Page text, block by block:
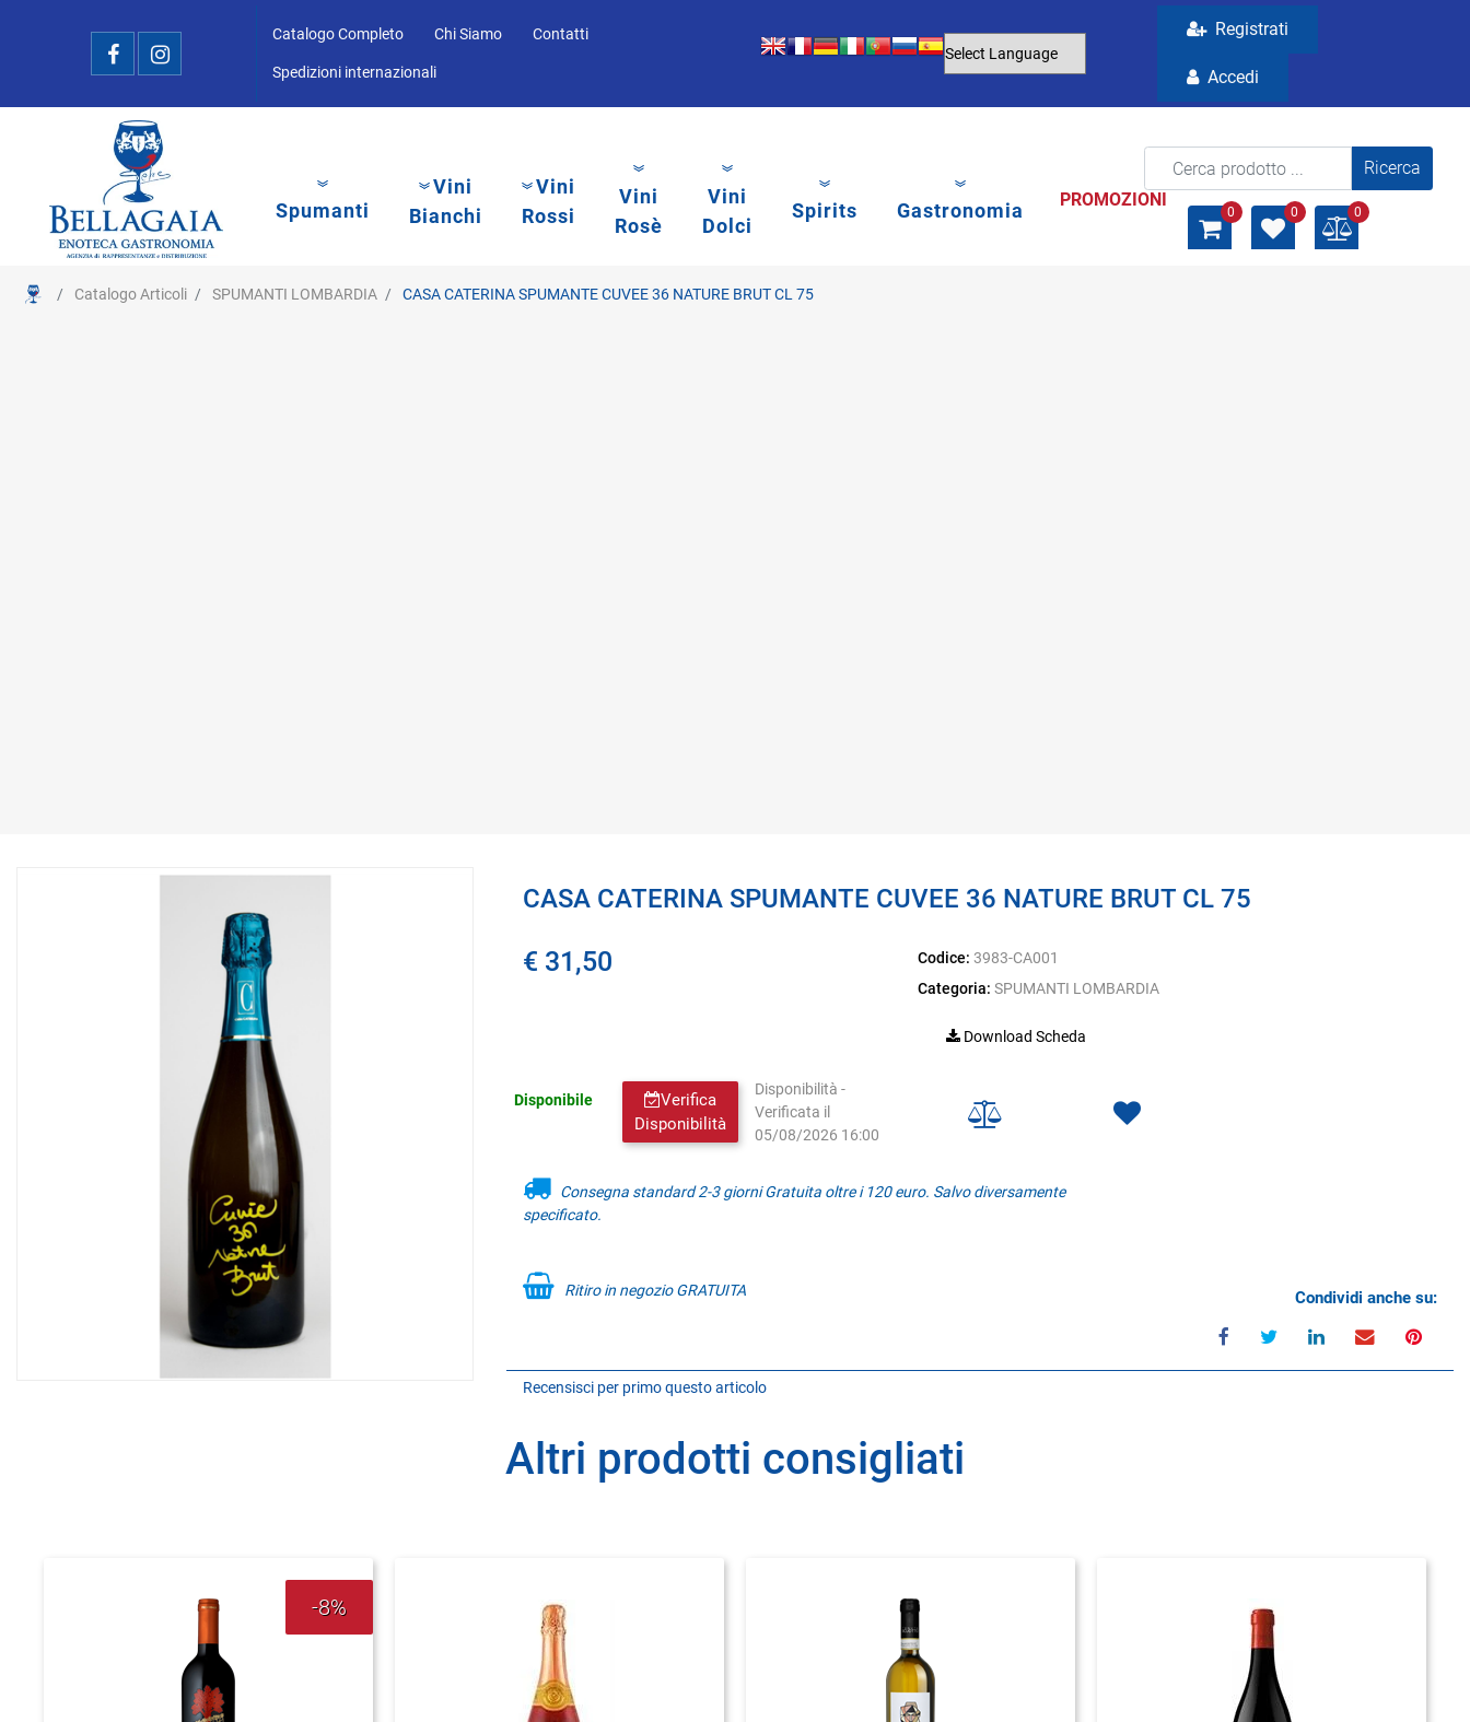
Catalogo Completo Chi Siamo Contatti
Spedizioni internazionali
Registrati
Accedi
Spumanti
Vini
Bianchi
Vini
Rossi
Vini
Rosè
Vini
Dolci
Spirits Gastronomia PROMOZIONI
La modifica di un filtro aggiorna
0 0 0
Catalogo Articoli SPUMANTI LOMBARDIA CASA CATERINA SPUMANTE CUVEE 36 NATURE BRUT CL 75
CASA CATERINA SPUMANTE CUVEE 36 NATURE BRUT CL 75
€ 31,50 Codice: 3983-CA001
Categoria: SPUMANTI LOMBARDIA
Download Scheda
Verifica
Disponibilità
Disponibile
Disponibilità -
Verificata il
05/08/2026 16:00
Consegna standard 2-3 giorni Gratuita oltre i 120 euro. Salvo diversamente
specificato.
Ritiro in negozio GRATUITA Condividi anche su:
Recensisci per primo questo articolo
Altri prodotti consigliati
-8%